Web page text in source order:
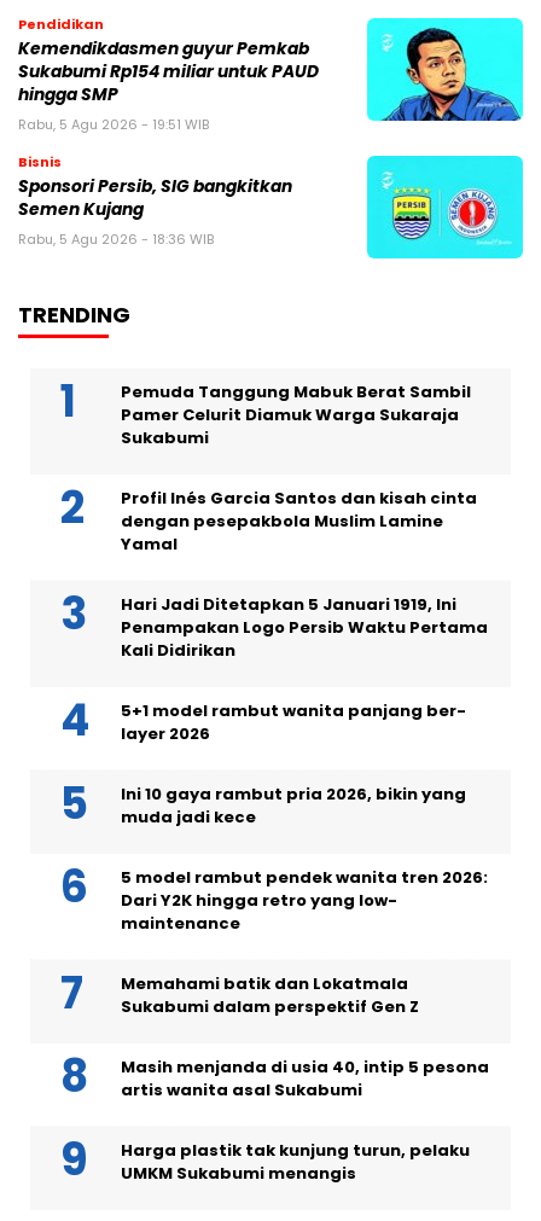
Pendidikan
Kemendikdasmen guyur Pemkab
Sukabumi Rp154 miliar untuk PAUD
hingga SMP
Rabu, 5 Agu 2026 - 19:51 WIB
Bisnis
Sponsori Persib, SIG bangkitkan
Semen Kujang
Rabu, 5 Agu 2026 - 18:36 WIB
TRENDING
Pemuda Tanggung Mabuk Berat Sambil
Pamer Celurit Diamuk Warga Sukaraja
Sukabumi
Profil Inés Garcia Santos dan kisah cinta
dengan pesepakbola Muslim Lamine
Yamal
Hari Jadi Ditetapkan 5 Januari 1919, Ini
Penampakan Logo Persib Waktu Pertama
Kali Didirikan
5+1 model rambut wanita panjang ber-
layer 2026
Ini 10 gaya rambut pria 2026, bikin yang
muda jadi kece
5 model rambut pendek wanita tren 2026:
Dari Y2K hingga retro yang low-
maintenance
Memahami batik dan Lokatmala
Sukabumi dalam perspektif Gen Z
Masih menjanda di usia 40, intip 5 pesona
artis wanita asal Sukabumi
Harga plastik tak kunjung turun, pelaku
UMKM Sukabumi menangis